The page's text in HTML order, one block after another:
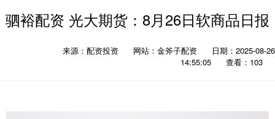
驷裕配资 光大期货：8月26日软商品日报
来源：配资投资 网站：金斧子配资
日期：2025-08-26
14:55:05
查看：103